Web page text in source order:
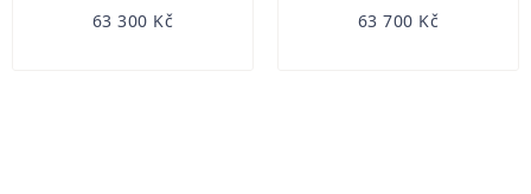
63 300 Kč 63 700 Kč